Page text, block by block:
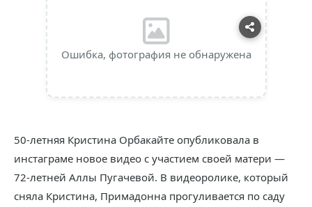
Ошибка, фотография не обнаружена
50-летняя Кристина Орбакайте опубликовала в
инстаграме новое видео с участием своей матери —
72-летней Аллы Пугачевой. В видеоролике, который
сняла Кристина, Примадонна прогуливается по саду